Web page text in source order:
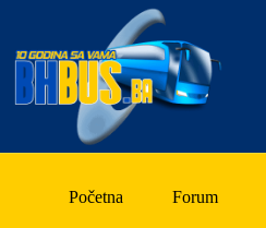
content
Početna Forum